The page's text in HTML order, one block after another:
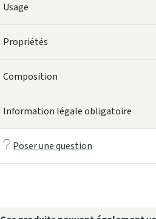
Usage
Propriétés
Composition
Information légale obligatoire
Poser une question